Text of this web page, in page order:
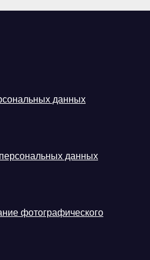
данных
данных
фотографического